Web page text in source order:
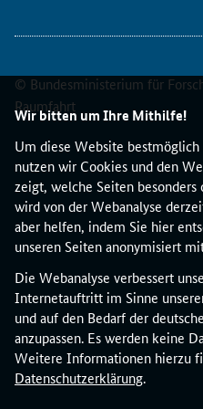
Wir bitten um Ihre Mithilfe!
Um diese Website
nutzen wir Cookies und den
zeigt, welche Seiten
wird von der Webanalyse
aber helfen, indem Sie hier
unseren Seiten anonymisiert
Die Webanalyse verbessert
Internetauftritt im Sinne
und auf den Bedarf der
anzupassen. Es werden keine
Weitere Informationen hierzu
Datenschutzerklärung.
r
A
n
t
r
a
g
s
t
l
l
u
n
g
i
© Bundesministerium für
Raumfahrt